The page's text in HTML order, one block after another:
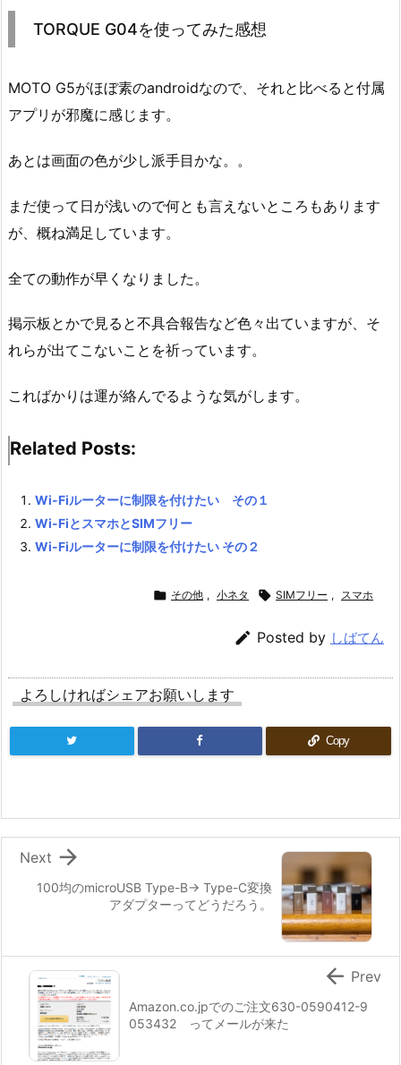
TORQUE G04を使ってみた感想
MOTO G5がほぼ素のandroidなので、それと比べると付属
アプリが邪魔に感じます。
あとは画面の色が少し派手目かな。。
まだ使って日が浅いので何とも言えないところもあります
が、概ね満足しています。
全ての動作が早くなりました。
掲示板とかで見ると不具合報告など色々出ていますが、そ
れらが出てこないことを祈っています。
こればかりは運が絡んでるような気がします。
Related Posts:
Wi-Fiルーターに制限を付けたい その１
Wi-FiとスマホとSIMフリー
Wi-Fiルーターに制限を付けたい その２
 その他 , 小ネタ  SIMフリー , スマホ
 Posted by しばてん
よろしければシェアお願いします
Copy
100均のmicroUSB Type-B→ Type-C変換
アダプターってどうだろう。

Next
Amazon.co.jpでのご注文630-0590412-9
053432 ってメールが来た
 Prev